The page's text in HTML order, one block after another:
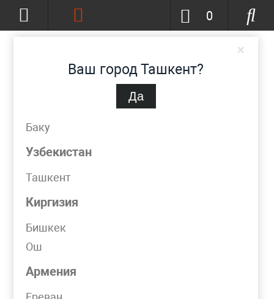
×
Ваш город Ташкент?
Да
Баку
Узбекистан
Ташкент
Киргизия
Бишкек
Ош
Армения
0
КАТАЛОГ